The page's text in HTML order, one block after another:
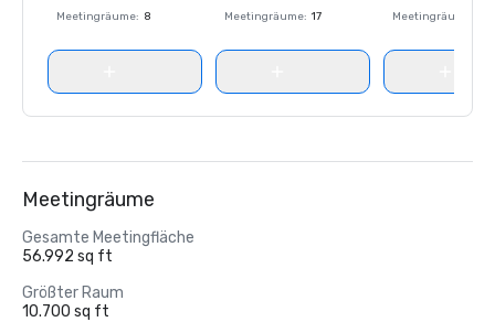
Meetingräume: 8
Meetingräume: 17
Meetingräume
Meetingräume
Gesamte Meetingfläche
56.992 sq ft
Größter Raum
10.700 sq ft